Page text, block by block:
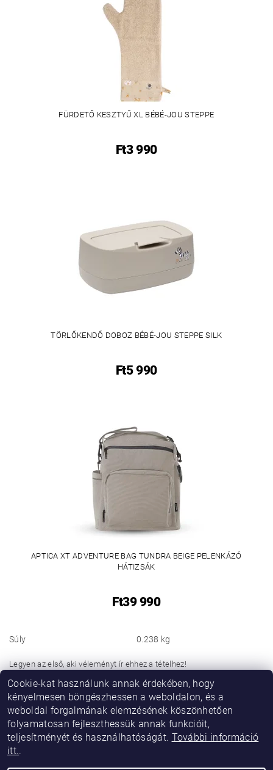
FÜRDETŐ KESZTYŰ XL BÉBÉ-JOU STEPPE
Ft3 990
TÖRLŐKENDŐ DOBOZ BÉBÉ-JOU STEPPE SILK
Ft5 990
APTICA XT ADVENTURE BAG TUNDRA BEIGE PELENKÁZÓ
HÁTIZSÁK
Ft39 990
Súly 0.238 kg
Legyen az első, aki véleményt ír ehhez a tételhez!
Hozzászólás hozzáadása
Cookie-kat használunk annak érdekében, hogy
kényelmesen böngészhessen a weboldalon, és a
weboldal forgalmának elemzésének köszönhetően
folyamatosan fejleszthessük annak funkcióit,
teljesítményét és használhatóságát. További információ
itt..